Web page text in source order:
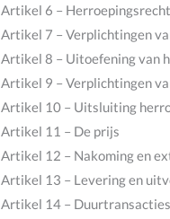
Artikel 6 – Herroepingsrecht
Artikel 7 – Verplichtingen
Artikel 8 – Uitoefening van
Artikel 9 – Verplichtingen
Artikel 10 – Uitsluiting
Artikel 11 – De prijs
Artikel 12 – Nakoming en
Artikel 13 – Levering en
Artikel 14 –